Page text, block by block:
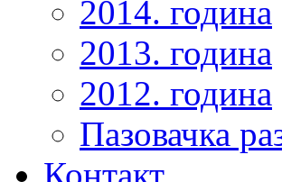
2014. година
2013. година
2012. година
Пазовачка
Контакт